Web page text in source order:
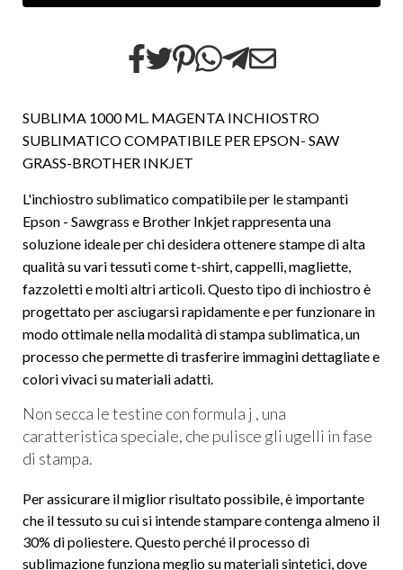
SUBLIMA 1000 ML. MAGENTA INCHIOSTRO
SUBLIMATICO COMPATIBILE PER EPSON- SAW
GRASS-BROTHER INKJET
L'inchiostro sublimatico compatibile per le stampanti
Epson - Sawgrass e Brother Inkjet rappresenta una
soluzione ideale per chi desidera ottenere stampe di alta
qualità su vari tessuti come t-shirt, cappelli, magliette,
fazzoletti e molti altri articoli. Questo tipo di inchiostro è
progettato per asciugarsi rapidamente e per funzionare in
modo ottimale nella modalità di stampa sublimatica, un
processo che permette di trasferire immagini dettagliate e
colori vivaci su materiali adatti.
Non secca le testine con formula j , una
caratteristica speciale, che pulisce gli ugelli in fase
di stampa.
Per assicurare il miglior risultato possibile, è importante
che il tessuto su cui si intende stampare contenga almeno il
30% di poliestere. Questo perché il processo di
sublimazione funziona meglio su materiali sintetici, dove